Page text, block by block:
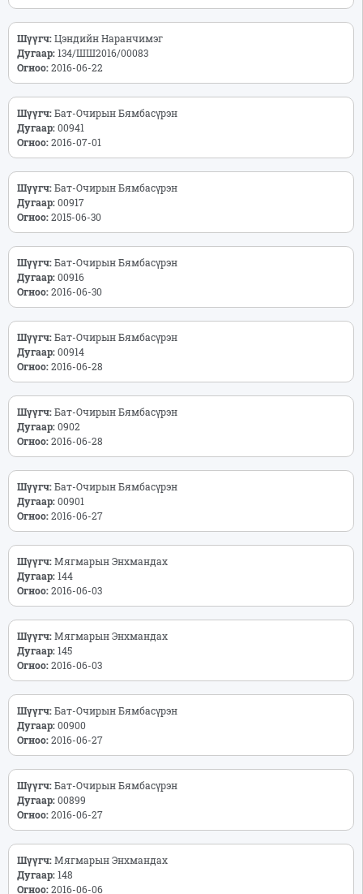
Шүүгч:Цэндийн Наранчимэг
Дугаар:134/ШШ2016/00083
Огноо:2016-06-22
Шүүгч:Бат-Очирын Бямбасүрэн
Дугаар:00941
Огноо:2016-07-01
Шүүгч:Бат-Очирын Бямбасүрэн
Дугаар:00917
Огноо:2015-06-30
Шүүгч:Бат-Очирын Бямбасүрэн
Дугаар:00916
Огноо:2016-06-30
Шүүгч:Бат-Очирын Бямбасүрэн
Дугаар:00914
Огноо:2016-06-28
Шүүгч:Бат-Очирын Бямбасүрэн
Дугаар:0902
Огноо:2016-06-28
Шүүгч:Бат-Очирын Бямбасүрэн
Дугаар:00901
Огноо:2016-06-27
Шүүгч:Мягмарын Энхмандах
Дугаар:144
Огноо:2016-06-03
Шүүгч:Мягмарын Энхмандах
Дугаар:145
Огноо:2016-06-03
Шүүгч:Бат-Очирын Бямбасүрэн
Дугаар:00900
Огноо:2016-06-27
Шүүгч:Бат-Очирын Бямбасүрэн
Дугаар:00899
Огноо:2016-06-27
Шүүгч:Мягмарын Энхмандах
Дугаар:148
Огноо:2016-06-06